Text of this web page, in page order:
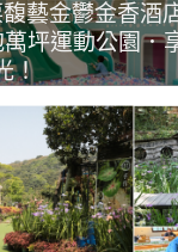
藝金鬱金香酒
坪運動公園．
！